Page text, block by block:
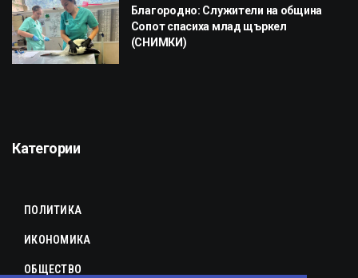
Благородно: Служители на община
Сопот спасиха млад щъркел
(СНИМКИ)
Категории
ПОЛИТИКА
ИКОНОМИКА
ОБЩЕСТВО